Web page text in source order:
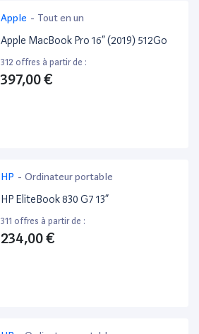
Apple - Tout en un
Apple MacBook Pro 16” (2019) 512Go
312 offres à partir de :
397,00 €
HP - Ordinateur portable
HP EliteBook 830 G7 13”
311 offres à partir de :
234,00 €